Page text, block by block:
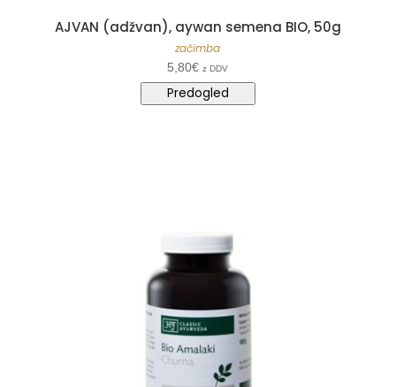
AJVAN (adžvan), aywan semena BIO, 50g
začimba
5,80€ z DDV
Predogled